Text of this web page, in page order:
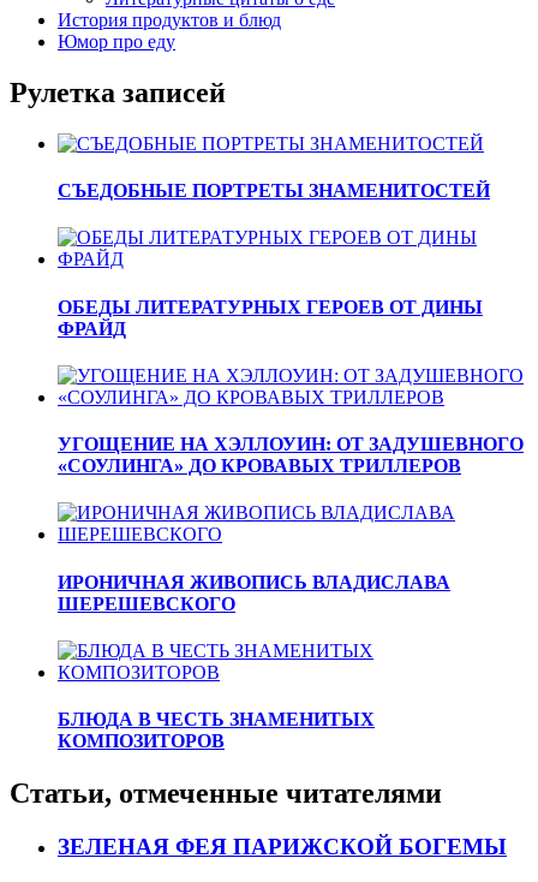
История продуктов и блюд
Юмор про еду
Рулетка записей
СЪЕДОБНЫЕ ПОРТРЕТЫ ЗНАМЕНИТОСТЕЙ
ОБЕДЫ ЛИТЕРАТУРНЫХ ГЕРОЕВ ОТ ДИНЫ
ФРАЙД
УГОЩЕНИЕ НА ХЭЛЛОУИН: ОТ ЗАДУШЕВНОГО
«СОУЛИНГА» ДО КРОВАВЫХ ТРИЛЛЕРОВ
ИРОНИЧНАЯ ЖИВОПИСЬ ВЛАДИСЛАВА
ШЕРЕШЕВСКОГО
БЛЮДА В ЧЕСТЬ ЗНАМЕНИТЫХ
КОМПОЗИТОРОВ
Статьи, отмеченные читателями
ЗЕЛЕНАЯ ФЕЯ ПАРИЖСКОЙ БОГЕМЫ